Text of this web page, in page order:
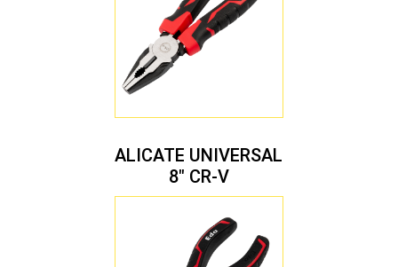
ALICATE UNIVERSAL
8″ CR-V